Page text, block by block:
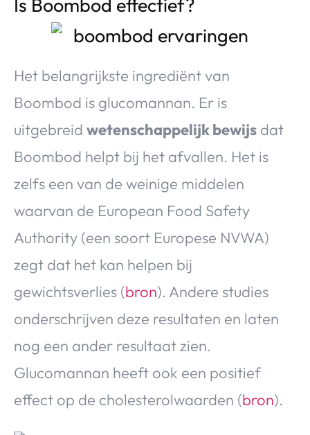
Is Boombod effectief?
Het belangrijkste ingrediënt van
Boombod is glucomannan. Er is
uitgebreid wetenschappelijk bewijs dat
Boombod helpt bij het afvallen. Het is
zelfs een van de weinige middelen
waarvan de European Food Safety
Authority (een soort Europese NVWA)
zegt dat het kan helpen bij
gewichtsverlies (bron). Andere studies
onderschrijven deze resultaten en laten
nog een ander resultaat zien.
Glucomannan heeft ook een positief
effect op de cholesterolwaarden (bron).